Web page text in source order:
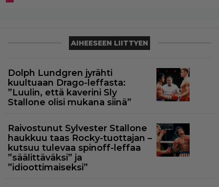
AIHEESEEN LIITTYEN
Dolph Lundgren jyrähti
kuultuaan Drago-leffasta:
”Luulin, että kaverini Sly
Stallone olisi mukana siinä”
Raivostunut Sylvester Stallone
haukkuu taas Rocky-tuottajan –
kutsuu tulevaa spinoff-leffaa
”säälittäväksi” ja
”idioottimaiseksi”